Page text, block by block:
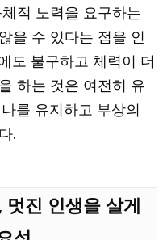
적 노력을 요구하는
을 수 있다는 점을 인
도 불구하고 체력이 더
하는 것은 여전히 유
를 유지하고 부상의
.
진 인생을 살게